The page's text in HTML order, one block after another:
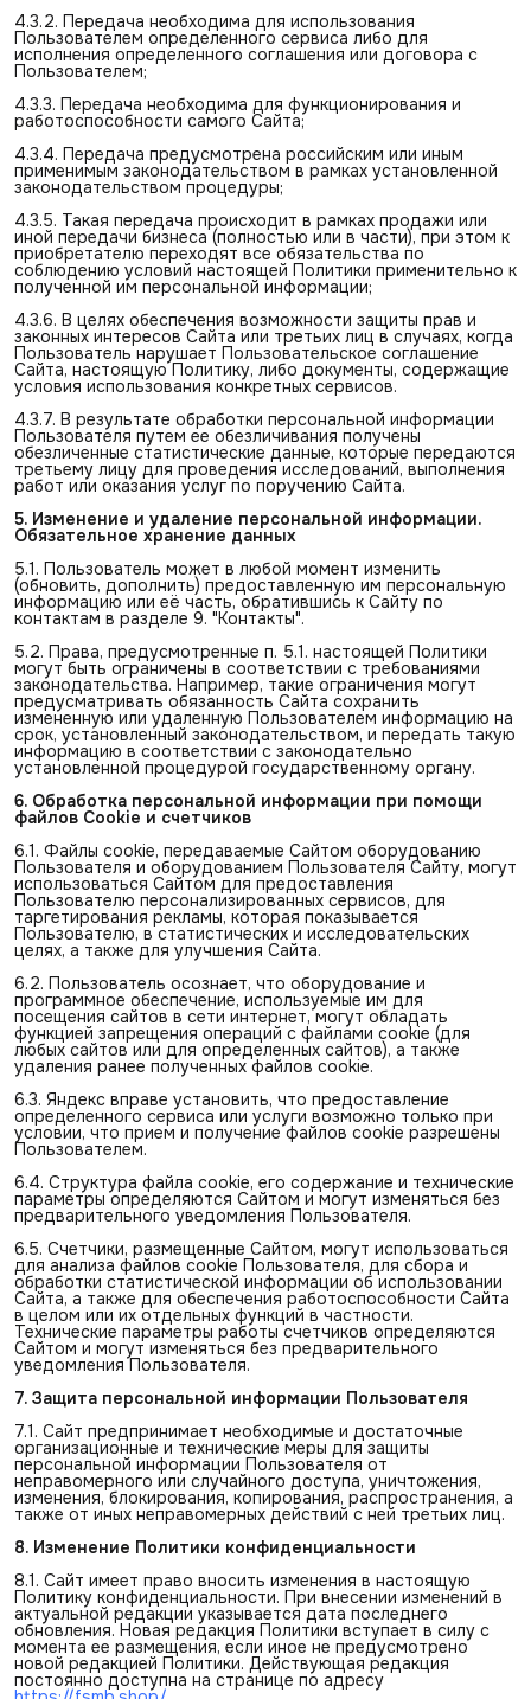
4.3.2. Передача необходима для использования
Пользователем определенного сервиса либо для
исполнения определенного соглашения или договора с
Пользователем;
4.3.3. Передача необходима для функционирования и
работоспособности самого Сайта;
4.3.4. Передача предусмотрена российским или иным
применимым законодательством в рамках установленной
законодательством процедуры;
4.3.5. Такая передача происходит в рамках продажи или
иной передачи бизнеса (полностью или в части), при этом к
приобретателю переходят все обязательства по
соблюдению условий настоящей Политики применительно к
полученной им персональной информации;
4.3.6. В целях обеспечения возможности защиты прав и
законных интересов Сайта или третьих лиц в случаях, когда
Пользователь нарушает Пользовательское соглашение
Сайта, настоящую Политику, либо документы, содержащие
условия использования конкретных сервисов.
4.3.7. В результате обработки персональной информации
Пользователя путем ее обезличивания получены
обезличенные статистические данные, которые передаются
третьему лицу для проведения исследований, выполнения
работ или оказания услуг по поручению Сайта.
5. Изменение и удаление персональной информации.
Обязательное хранение данных
5.1. Пользователь может в любой момент изменить
(обновить, дополнить) предоставленную им персональную
информацию или её часть, обратившись к Сайту по
контактам в разделе 9. "Контакты".
5.2. Права, предусмотренные п. 5.1. настоящей Политики
могут быть ограничены в соответствии с требованиями
законодательства. Например, такие ограничения могут
предусматривать обязанность Сайта сохранить
измененную или удаленную Пользователем информацию на
срок, установленный законодательством, и передать такую
информацию в соответствии с законодательно
установленной процедурой государственному органу.
6. Обработка персональной информации при помощи
файлов Cookie и счетчиков
6.1. Файлы cookie, передаваемые Сайтом оборудованию
Пользователя и оборудованием Пользователя Сайту, могут
использоваться Сайтом для предоставления
Пользователю персонализированных сервисов, для
таргетирования рекламы, которая показывается
Пользователю, в статистических и исследовательских
целях, а также для улучшения Сайта.
6.2. Пользователь осознает, что оборудование и
программное обеспечение, используемые им для
посещения сайтов в сети интернет, могут обладать
функцией запрещения операций с файлами cookie (для
любых сайтов или для определенных сайтов), а также
удаления ранее полученных файлов cookie.
6.3. Яндекс вправе установить, что предоставление
определенного сервиса или услуги возможно только при
условии, что прием и получение файлов cookie разрешены
Пользователем.
6.4. Структура файла cookie, его содержание и технические
параметры определяются Сайтом и могут изменяться без
предварительного уведомления Пользователя.
6.5. Счетчики, размещенные Сайтом, могут использоваться
для анализа файлов cookie Пользователя, для сбора и
обработки статистической информации об использовании
Сайта, а также для обеспечения работоспособности Сайта
в целом или их отдельных функций в частности.
Технические параметры работы счетчиков определяются
Сайтом и могут изменяться без предварительного
уведомления Пользователя.
7. Защита персональной информации Пользователя
7.1. Сайт предпринимает необходимые и достаточные
организационные и технические меры для защиты
персональной информации Пользователя от
неправомерного или случайного доступа, уничтожения,
изменения, блокирования, копирования, распространения, а
также от иных неправомерных действий с ней третьих лиц.
8. Изменение Политики конфиденциальности
8.1. Сайт имеет право вносить изменения в настоящую
Политику конфиденциальности. При внесении изменений в
актуальной редакции указывается дата последнего
обновления. Новая редакция Политики вступает в силу с
момента ее размещения, если иное не предусмотрено
новой редакцией Политики. Действующая редакция
постоянно доступна на странице по адресу